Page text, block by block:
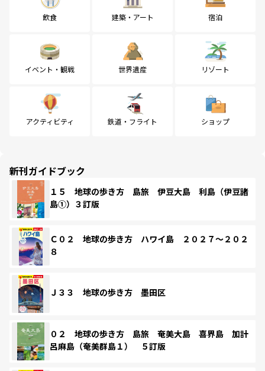
飲食 建築・アート 宿泊
イベント・観戦 世界遺産 リゾート
アクティビティ 鉄道・フライト ショップ
新刊ガイドブック
１５ 地球の歩き方 島旅 伊豆大島 利島（伊豆諸
島①）３訂版
Ｃ０２ 地球の歩き方 ハワイ島 ２０２７～２０２
８
Ｊ３３ 地球の歩き方 墨田区
０２ 地球の歩き方 島旅 奄美大島 喜界島 加計
呂麻島（奄美群島１） ５訂版